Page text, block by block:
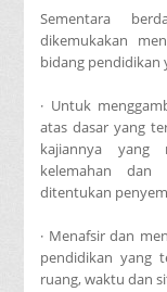
Sementara
dikemukakan
bidang pendidikan
· Untuk
atas dasar yang
kajiannya yang
kelemahan dan
ditentukan
· Menafsir dan
pendidikan yang
ruang, waktu dan